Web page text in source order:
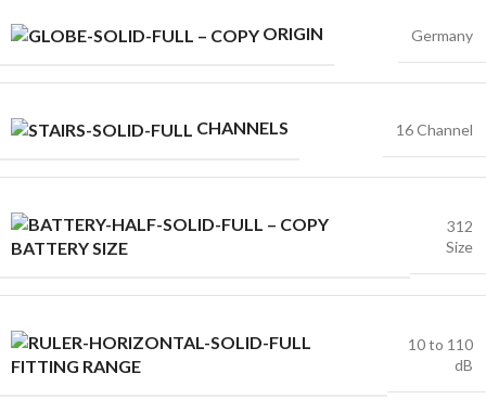
ORIGIN Germany
CHANNELS 16 Channel
BATTERY SIZE
312
Size
FITTING RANGE
10 to 110
dB